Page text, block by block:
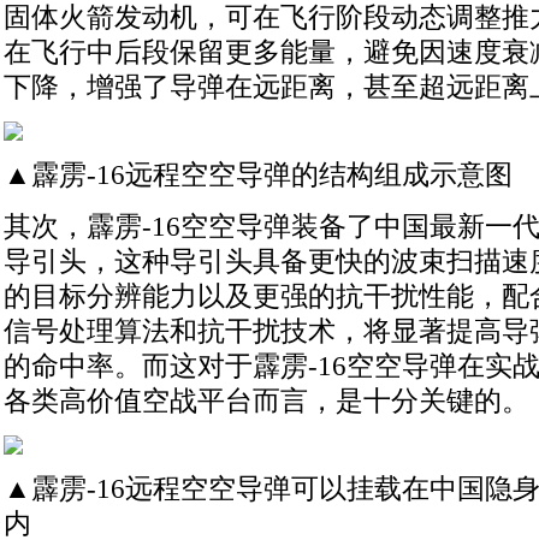
固体火箭发动机，可在飞行阶段动态调整
在飞行中后段保留更多能量，避免因速度
下降，增强了导弹在远距离，甚至超远距
▲霹雳-16远程空空导弹的结构组成示意图
其次，霹雳-16空空导弹装备了中国最新一
导引头，这种导引头具备更快的波束扫描
的目标分辨能力以及更强的抗干扰性能，
信号处理算法和抗干扰技术，将显著提高
的命中率。而这对于霹雳-16空空导弹在实
各类高价值空战平台而言，是十分关键的。
▲霹雳-16远程空空导弹可以挂载在中国隐
内